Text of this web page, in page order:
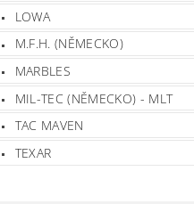
LOWA
M.F.H. (NĚMECKO)
MARBLES
MIL-TEC (NĚMECKO) - MLT
TAC MAVEN
TEXAR